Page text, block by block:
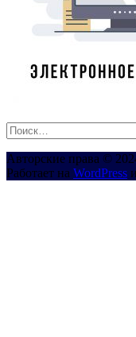
Найти:
Авторские права ©
Работает на WordPress и